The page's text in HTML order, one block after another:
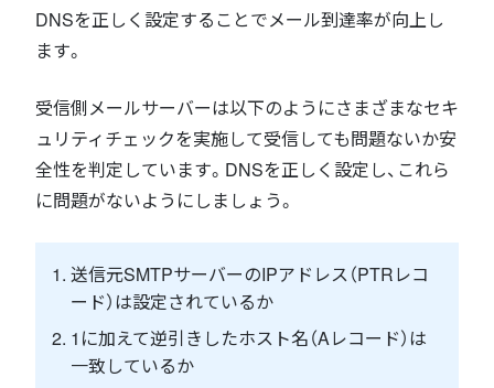
DNSを正しく設定することでメール到達率が向上し
ます。
受信側メールサーバーは以下のようにさまざまなセキ
ュリティチェックを実施して受信しても問題ないか安
全性を判定しています。DNSを正しく設定し、これら
に問題がないようにしましょう。
送信元SMTPサーバーのIPアドレス（PTRレコ
ード）は設定されているか
1に加えて逆引きしたホスト名（Aレコード）は
一致しているか